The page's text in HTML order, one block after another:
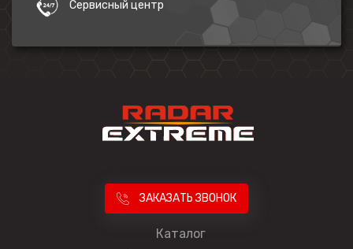
Сервисный центр
ЗАКАЗАТЬ ЗВОНОК
Каталог